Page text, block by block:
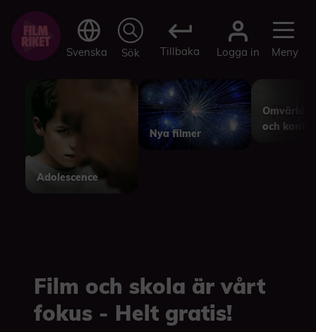
Svenska Sök Tillbaka Logga in Meny
Adolescence
Nya filmer
Omvärld,
och
Film och skola är vårt
fokus - Helt gratis!